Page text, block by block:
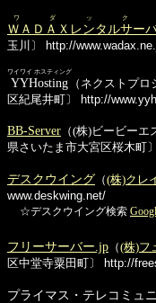
ＷＡＤＡＸレンタルサー
ワダック
玉川〕
http://
YYHosting
ワイワイ ホスティング
（ネクストプ
区紀尾井町〕
http://
BB-Server （(株)ビービー
県さいたま市大宮区桜木町〕
デスクウイング （(株)クレ
www.deskwing.net/
☆デスクウイング検索
フリーサーバー.jp （(株)フ
区中堂寺粟田町〕
http://
プライマス・テレコミュ